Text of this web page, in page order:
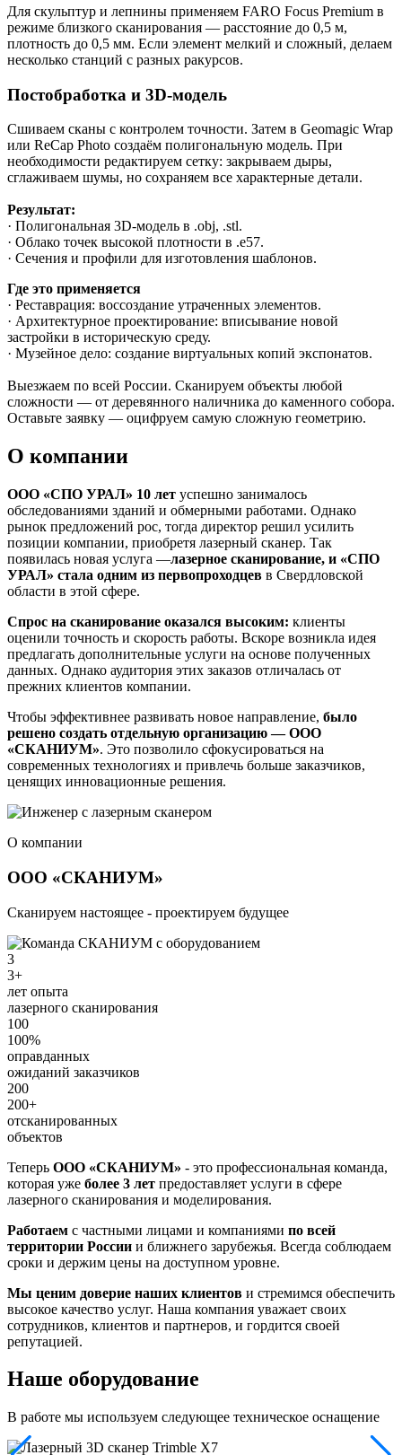
Для скульптур и лепнины применяем FARO Focus Premium в
режиме близкого сканирования — расстояние до 0,5 м,
плотность до 0,5 мм. Если элемент мелкий и сложный, делаем
несколько станций с разных ракурсов.
Постобработка и 3D-модель
Сшиваем сканы с контролем точности. Затем в Geomagic Wrap
или ReCap Photo создаём полигональную модель. При
необходимости редактируем сетку: закрываем дыры,
сглаживаем шумы, но сохраняем все характерные детали.
Результат:
· Полигональная 3D-модель в .obj, .stl.
· Облако точек высокой плотности в .e57.
· Сечения и профили для изготовления шаблонов.
Где это применяется
· Реставрация: воссоздание утраченных элементов.
· Архитектурное проектирование: вписывание новой
застройки в историческую среду.
· Музейное дело: создание виртуальных копий экспонатов.
Выезжаем по всей России. Сканируем объекты любой
сложности — от деревянного наличника до каменного собора.
Оставьте заявку — оцифруем самую сложную геометрию.
О компании
ООО «СПО УРАЛ» 10 лет успешно занималось
обследованиями зданий и обмерными работами. Однако
рынок предложений рос, тогда директор решил усилить
позиции компании, приобретя лазерный сканер. Так
появилась новая услуга —лазерное сканирование, и «СПО
УРАЛ» стала одним из первопроходцев в Свердловской
области в этой сфере.
Спрос на сканирование оказался высоким: клиенты
оценили точность и скорость работы. Вскоре возникла идея
предлагать дополнительные услуги на основе полученных
данных. Однако аудитория этих заказов отличалась от
прежних клиентов компании.
Чтобы эффективнее развивать новое направление, было
решено создать отдельную организацию — ООО
«СКАНИУМ». Это позволило сфокусироваться на
современных технологиях и привлечь больше заказчиков,
ценящих инновационные решения.
О компании
ООО «СКАНИУМ»
Сканируем настоящее - проектируем будущее
3
3+
лет опыта
лазерного сканирования
100
100%
оправданных
ожиданий заказчиков
200
200+
отсканированных
объектов
Теперь ООО «СКАНИУМ» - это профессиональная команда,
которая уже более 3 лет предоставляет услуги в сфере
лазерного сканирования и моделирования.
Работаем с частными лицами и компаниями по всей
территории России и ближнего зарубежья. Всегда соблюдаем
сроки и держим цены на доступном уровне.
Мы ценим доверие наших клиентов и стремимся обеспечить
высокое качество услуг. Наша компания уважает своих
сотрудников, клиентов и партнеров, и гордится своей
репутацией.
Наше оборудование
В работе мы используем следующее техническое оснащение